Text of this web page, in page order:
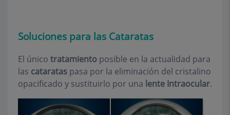
Soluciones para las Cataratas
El único tratamiento posible en la actualidad para
las cataratas pasa por la eliminación del cristalino
opacificado y sustituirlo por una lente Intraocular.